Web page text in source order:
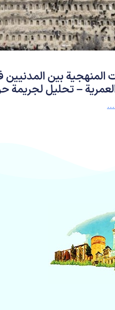
المنهجية بين
– تحليل لجريمة